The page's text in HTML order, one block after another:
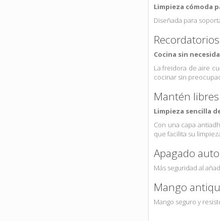
Limpieza cómoda
Diseñada para
Cocina sin
La freidora de aire
cocinar sin
Mantén
Limpieza sencilla
Con una capa
que facilita su
Apagado
Más seguridad al
Mango
Mango seguro y